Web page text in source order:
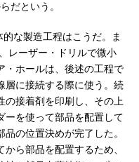
だという。
な製造工程はこうだ。ま
レーザー・ドリルで微小
・ホールは、後述の工程で
層に接続する際に使う。続
の接着剤を印刷し、その上
ーを使って部品を配置して
の位置決めが完了した。
から部品を配置するため、